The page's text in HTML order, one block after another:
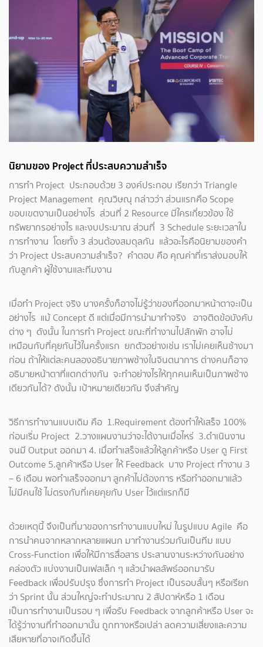
นิยามของ Project ที่ประสบความสำเร็จ
การทำ Project ประกอบด้วย 3 องค์ประกอบ เรียกว่า Triangle
Project Management คุณวิษณุ กล่าวว่า ส่วนแรกคือ Scope
ขอบเขตงานเป็นอย่างไร ส่วนที่ 2 Resource มีใครเกี่ยวข้อง ใช้
ทรัพยากรอย่างไร และงบประมาณ ส่วนที่ 3 Schedule ระยะเวลาใน
การทำงาน โดยทั้ง 3 ส่วนต้องสมดุลกัน แล้วอะไรคือนิยามของคำ
ว่า Project ประสบความสำเร็จ? คำตอบ คือ คุณค่าที่เราส่งมอบให้
กับลูกค้า ผู้ใช้งานและทีมงาน
เมื่อทำ Project จริง บางครั้งก็อาจไม่รู้ว่าของที่ออกมาหน้าตาจะเป็น
อย่างไร แม้ Concept ดี แต่เมื่อมีการนำมาทำจริง อาจติดข้อบังคับ
ต่าง ๆ ดังนั้น ในการทำ Project ขณะที่ทำงานไปสักพัก อาจไม่
เหมือนกับที่คุยกันไว้ในครั้งแรก ยกตัวอย่างเช่น เราไม่เคยเห็นช้างมา
ก่อน ถ้าให้แต่ละคนลองอธิบายภาพช้างในจินตนาการ ต่างคนก็อาจ
อธิบายหน้าตาที่แตกต่างกัน จะทำอย่างไรให้ทุกคนเห็นเป็นภาพช้าง
เดียวกันได้? ดังนั้น เป้าหมายเดียวกัน จึงสำคัญ
วิธีการทำงานแบบเดิม คือ 1.Requirement ต้องทำให้เสร็จ 100%
ก่อนเริ่ม Project 2.วางแผนงานว่าจะได้งานเมื่อไหร่ 3.ดำเนินงาน
จนมี Output ออกมา 4. เมื่อทำเสร็จแล้วให้ลูกค้าหรือ User ดู First
Outcome 5.ลูกค้าหรือ User ให้ Feedback บาง Project ทำงาน 3
– 6 เดือน พอทำเสร็จออกมา ลูกค้าไม่ต้องการ หรือทำออกมาแล้ว
ไม่มีคนใช้ ไม่ตรงกับที่เคยคุยกับ User ไว้แต่แรกก็มี
ด้วยเหตุนี้ จึงเป็นที่มาของการทำงานแบบใหม่ ในรูปแบบ Agile คือ
การนำคนจากหลากหลายแผนก มาทำงานร่วมกันเป็นทีม แบบ
Cross-Function เพื่อให้มีการสื่อสาร ประสานงานระหว่างกันอย่าง
คล่องตัว แบ่งงานเป็นเฟสเล็ก ๆ แล้วนำผลลัพธ์ออกมารับ
Feedback เพื่อปรับปรุง ซึ่งการทำ Project เป็นรอบสั้นๆ หรือเรียก
ว่า Sprint นั้น ส่วนใหญ่จะทำประมาณ 2 สัปดาห์หรือ 1 เดือน
เป็นการทำงานเป็นรอบ ๆ เพื่อรับ Feedback จากลูกค้าหรือ User จะ
ได้รู้ว่างานที่ทำออกมานั้น ถูกทางหรือเปล่า ลดความเสี่ยงและความ
เสียหายที่อาจเกิดขึ้นได้